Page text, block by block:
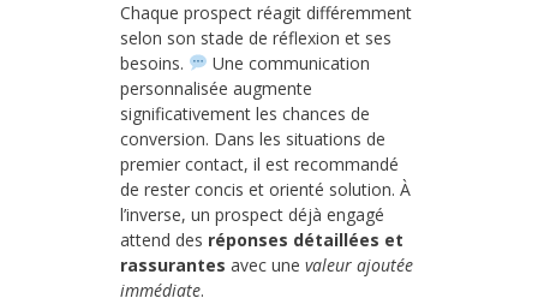
Chaque prospect réagit différemment
selon son stade de réflexion et ses
besoins.
Une communication
personnalisée augmente
significativement les chances de
conversion. Dans les situations de
premier contact, il est recommandé
de rester concis et orienté solution. À
l’inverse, un prospect déjà engagé
attend des réponses détaillées et
rassurantes avec une valeur ajoutée
immédiate.